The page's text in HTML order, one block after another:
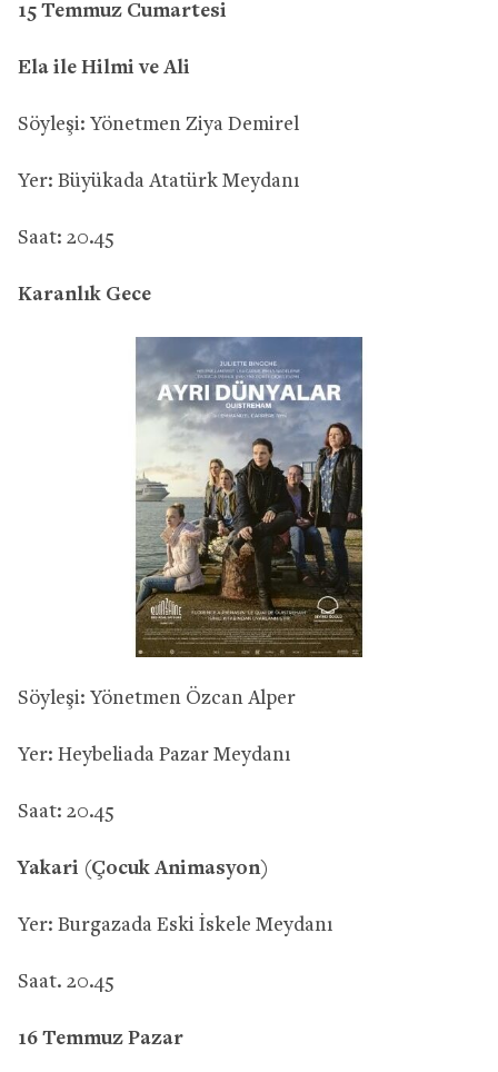
15 Temmuz Cumartesi
Ela ile Hilmi ve Ali
Söyleşi: Yönetmen Ziya Demirel
Yer: Büyükada Atatürk Meydanı
Saat: 20.45
Karanlık Gece
Söyleşi: Yönetmen Özcan Alper
Yer: Heybeliada Pazar Meydanı
Saat: 20.45
Yakari (Çocuk Animasyon)
Yer: Burgazada Eski İskele Meydanı
Saat. 20.45
16 Temmuz Pazar